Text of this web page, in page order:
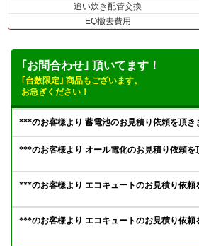
追い炊き配管交換
EQ撤去費用
｢お問合わせ｣ 頂いてます！
｢台数限定｣ 商品もございます。
お急ぎください！